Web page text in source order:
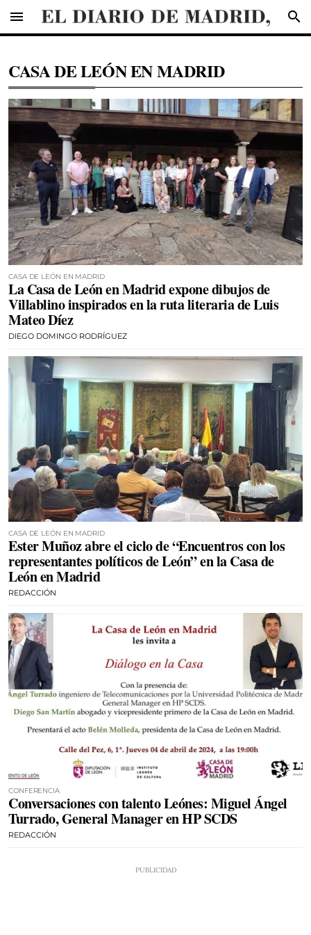
menu search
CASA DE LEÓN EN MADRID
CASA DE LEÓN EN MADRID
La Casa de León en Madrid expone dibujos de
Villablino inspirados en la ruta literaria de Luis
Mateo Díez
DIEGO DOMINGO RODRÍGUEZ
CASA DE LEÓN EN MADRID
Ester Muñoz abre el ciclo de “Encuentros con los
representantes políticos de León” en la Casa de
León en Madrid
REDACCIÓN
CONFERENCIA
Conversaciones con talento Leónes: Miguel Ángel
Turrado, General Manager en HP SCDS
REDACCIÓN